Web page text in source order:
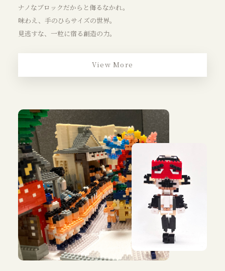
ナノなブロックだからと侮るなかれ。
味わえ、手のひらサイズの世界。
見逃すな、一粒に宿る創造の力。
View More